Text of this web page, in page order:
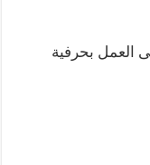
بحرفية